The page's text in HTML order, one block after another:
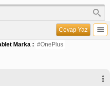
Cevap Yaz
Marka : #OnePlus